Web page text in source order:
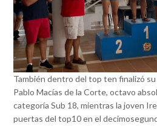
También dentro del top ten finalizó
Pablo Macías de la Corte, octavo
categoría Sub 18, mientras la joven
puertas del top10 en el